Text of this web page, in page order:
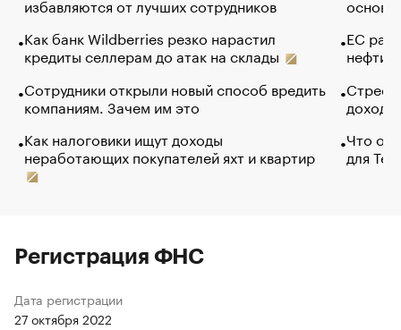
избавляются от лучших сотрудников
Как банк Wildberries резко нарастил
кредиты селлерам до атак на склады
Сотрудники открыли новый способ вредить
компаниям. Зачем им это
Как налоговики ищут доходы
неработающих покупателей яхт и квартир
основ
ЕС
нефти
Что
для
Регистрация ФНС
Дата регистрации
27 октября 2022